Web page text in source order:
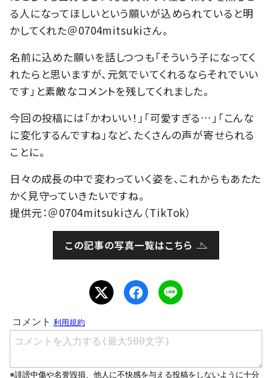
る人になってほしいという願いが込められていると明
かしてくれた＠0704mitsukiさん。
名前に込めた願いを話しつつも「そういう子になってく
れたらと思いますが、元気でいてくれるならそれでいい
です」と素敵なコメントを残してくれました。
今回の投稿には「かわいい！」「可愛すぎる…」「こんな
に変化するんですね」など、たくさんの声が寄せられる
ことに。
日々の成長の中で変わっていく姿を、これからもあたた
かく見守っていきたいですね。
提供元：＠0704mitsukiさん（TikTok）
この記事の写真一覧はこちら